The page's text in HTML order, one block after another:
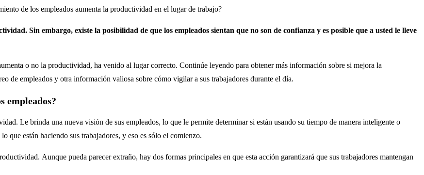
de los empleados aumenta la productividad en el lugar de trabajo?
Sin embargo, existe la posibilidad de que los empleados sientan que no son de confianza y es posible que a usted le lleve
o no la productividad, ha venido al lugar correcto. Continúe leyendo para obtener más información sobre si mejora la
de empleados y otra información valiosa sobre cómo vigilar a sus trabajadores durante el día.
empleados?
Le brinda una nueva visión de sus empleados, lo que le permite determinar si están usando su tiempo de manera inteligente o
que están haciendo sus trabajadores, y eso es sólo el comienzo.
Aunque pueda parecer extraño, hay dos formas principales en que esta acción garantizará que sus trabajadores mantengan